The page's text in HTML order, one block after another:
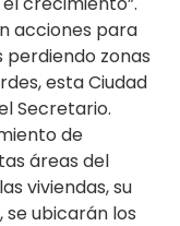
acciones para
perdiendo zonas
esta Ciudad
Secretario.
de
áreas del
viviendas, su
se ubicarán los